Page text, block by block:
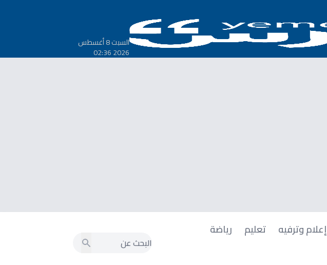
السبت 8 أغسطس
2026 02:36
إعلام وترفيه تعليم
رياضة